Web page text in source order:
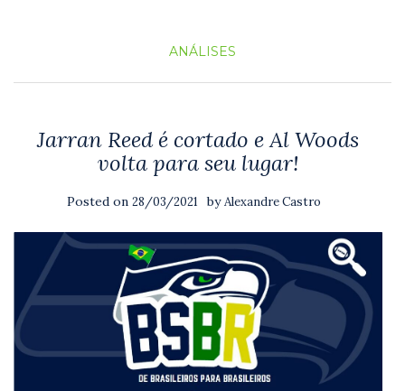
ANÁLISES
Jarran Reed é cortado e Al Woods
volta para seu lugar!
Posted on 28/03/2021 byAlexandre Castro